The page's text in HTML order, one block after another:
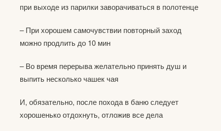
при выходе из парилки заворачиваться в полотенце
– При хорошем самочувствии повторный заход
можно продлить до 10 мин
– Во время перерыва желательно принять душ и
выпить несколько чашек чая
И, обязательно, после похода в баню следует
хорошенько отдохнуть, отложив все дела